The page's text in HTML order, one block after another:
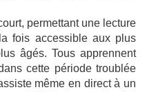
permettant une lecture
fois accessible aux plus
âgés. Tous apprennent
cette période troublée
même en direct à un